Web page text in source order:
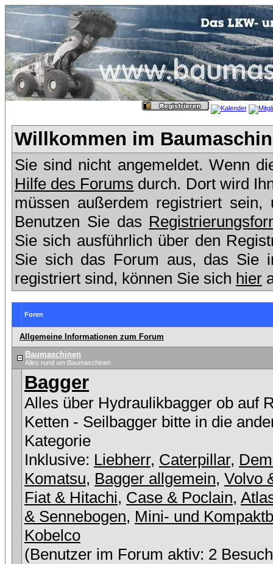
Willkommen im
Sie sind nicht angemeldet. Wenn
Hilfe des Forums durch. Dort wird
müssen außerdem registriert
Benutzen Sie das
Sie sich ausführlich über den
Sie sich das Forum aus, das Sie
registriert sind, können Sie sich hier
Foren
Allgemeine Informationen zum Forum
Baumaschinen
Alles rund um Baumaschinen
Bagger
Alles über Hydraulikbagger ob auf
Ketten - Seilbagger bitte in die
Kategorie
Inklusive: Liebherr, Caterpillar,
Komatsu, Bagger allgemein, Volvo
Fiat & Hitachi, Case & Poclain,
& Sennebogen, Mini- und
Kobelco
(Benutzer im Forum aktiv: 2